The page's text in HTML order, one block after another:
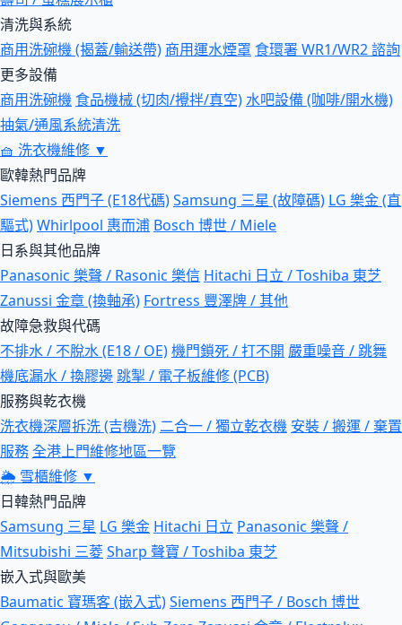
清洗與系統
商用洗碗機 (揭蓋/輸送帶) 商用運水煙罩 食環署 WR1/WR2 諮詢
更多設備
商用洗碗機 食品機械 (切肉/攪拌/真空)水吧設備 (咖啡/開水機)
抽氣/通風系統清洗
🧺 洗衣機維修 ▼
歐韓熱門品牌
Siemens 西門子 (E18代碼)Samsung 三星 (故障碼) LG 樂金 (直
驅式)Whirlpool 惠而浦 Bosch 博世 / Miele
日系與其他品牌
Panasonic 樂聲 / Rasonic 樂信 Hitachi 日立 / Toshiba 東芝
Zanussi 金章 (換軸承) Fortress 豐澤牌 / 其他
故障急救與代碼
不排水 / 不脫水 (E18 / OE)機門鎖死 / 打不開 嚴重噪音 / 跳舞
機底漏水 / 換膠邊跳掣 / 電子板維修 (PCB)
服務與乾衣機
洗衣機深層拆洗 (吉機洗) 二合一 / 獨立乾衣機 安裝 / 搬運 / 棄置
服務全港上門維修地區一覽
🌦 雪櫃維修 ▼
日韓熱門品牌
Samsung 三星 LG 樂金 Hitachi 日立 Panasonic 樂聲 /
Mitsubishi 三菱Sharp 聲寶 / Toshiba 東芝
嵌入式與歐美
Baumatic 寶瑪客 (嵌入式)Siemens 西門子 / Bosch 博世